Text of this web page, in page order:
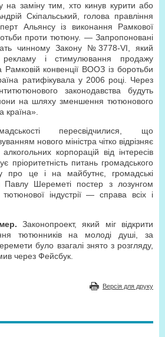
на заміну тим, хто кинув курити або
Скіпальський, голова правління
Альянсу із виконання Рамкової
проти тютюну. — Запропоновані
чинному Закону №3778-VI, який
рекламу і стимулювання продажу
конвенції ВООЗ із боротьби
ратифікувала у 2006 році. Через
законодавства будуть
на шляху зменшення тютюнового
країна».
пересвідчилися, що
нового міністра чітко відрізняє
корпорацій від інтересів
пріоритетність питань громадського
про це і на майбутнє, громадські
Павлу Шереметі постер з лозунгом
індустрії — справа всіх і
Законопроект, який міг відкрити
тютюнників на молоді душі, за
було взагалі знято з розгляду,
через Фейсбук.
Версія для друку